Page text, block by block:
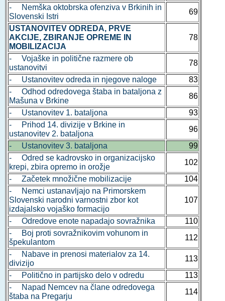
- Nemška oktobrska ofenziva v Brkinih in
Slovenski Istri
69
USTANOVITEV ODREDA, PRVE
AKCIJE, ZBIRANJE OPREME IN
MOBILIZACIJA
78
- Vojaške in politične razmere ob
ustanovitvi
78
- Ustanovitev odreda in njegove naloge
83
- Odhod odredovega štaba in bataljona z
Mašuna v Brkine
86
- Ustanovitev 1. bataljona
93
- Prihod 14. divizije v Brkine in
ustanovitev 2. bataljona
96
- Ustanovitev 3. bataljona
99
- Odred se kadrovsko in organizacijsko
krepi, zbira opremo in orožje
102
- Začetek množične mobilizacije
104
- Nemci ustanavljajo na Primorskem
Slovenski narodni varnostni zbor kot
izdajalsko vojaško formacijo
107
- Odredove enote napadajo sovražnika
110
- Boj proti sovražnikovim vohunom in
špekulantom
112
- Nabave in prenosi materialov za 14.
divizijo
113
- Politično in partijsko delo v odredu
113
- Napad Nemcev na člane odredovega
štaba na Pregarju
114